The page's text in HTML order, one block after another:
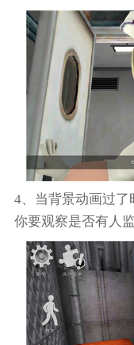
4、当背景动画过了
你要观察是否有人监